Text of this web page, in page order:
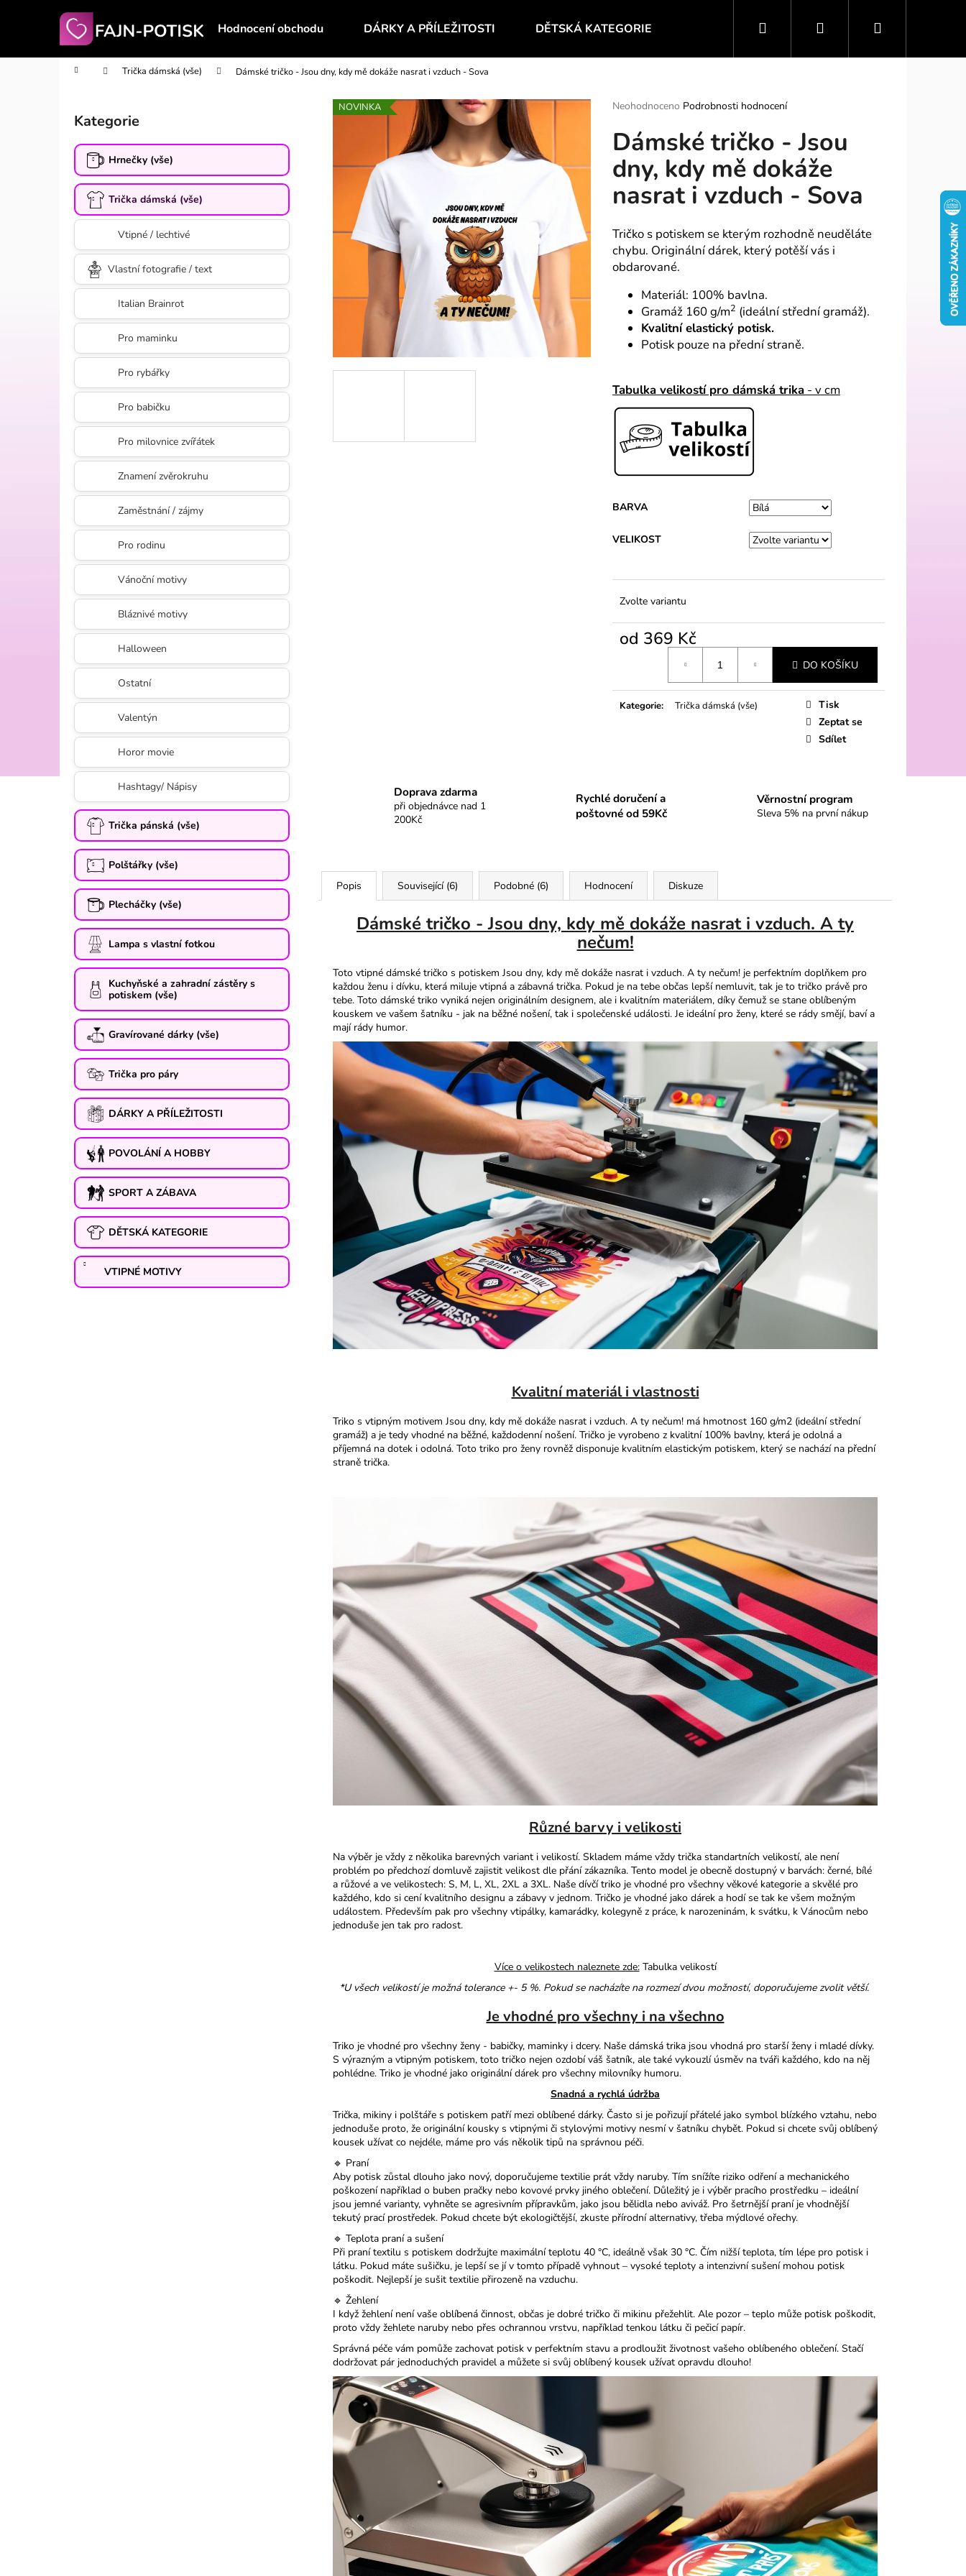
Hodnocení obchodu DÁRKY A PŘÍLEŽITOSTI DĚTSKÁ KATEGORIE VTIPNÉ MOTIVY SPORT A ZÁBAVA
Hledat PřihlášeníNákupní
Domů Trička dámská (vše) Dámské tričko - Jsou dny, kdy mě dokáže nasrat i vzduch - Sova
Přeskočit
kategorie
Kategorie
Hrnečky (vše)
Trička dámská (vše)
Vtipné / lechtivé
Vlastní fotografie / text
Italian Brainrot
Pro maminku
Pro rybářky
Pro babičku
Pro milovnice zvířátek
Znamení zvěrokruhu
Zaměstnání / zájmy
Pro rodinu
Vánoční motivy
Bláznivé motivy
Halloween
Ostatní
Valentýn
Horor movie
Hashtagy/ Nápisy
Trička pánská (vše)
Polštářky (vše)
Plecháčky (vše)
Lampa s vlastní fotkou
Kuchyňské a zahradní zástěry s
potiskem (vše)
Gravírované dárky (vše)
Trička pro páry
DÁRKY A PŘÍLEŽITOSTI
POVOLÁNÍ A HOBBY
SPORT A ZÁBAVA
DĚTSKÁ KATEGORIE
VTIPNÉ MOTIVY
Průměrné
produktu
je
0,0
z
hvězdiček.
Neohodnoceno Podrobnosti hodnocení
Dámské tričko - Jsou
dny, kdy mě dokáže
nasrat i vzduch - Sova
Tričko s potiskem se kterým rozhodně neuděláte
chybu. Originální dárek, který potěší vás i
obdarované.
Materiál: 100% bavlna.
Gramáž 160 g/m2 (ideální střední gramáž).
Kvalitní elastický potisk.
Potisk pouze na přední straně.
Tabulka velikostí pro dámská trika - v cm
BARVA
VELIKOST
Zvolte variantu
od 369 Kč
DO KOŠÍKU
Kategorie: Trička dámská (vše)
Tisk
Zeptat se
Sdílet
NOVINKA
Doprava zdarma
při objednávce nad 1
200Kč
Rychlé doručení a
poštovné od 59Kč
Věrnostní program
Sleva 5% na první nákup
Popis Související (6) Podobné (6) Hodnocení Diskuze
Dámské tričko - Jsou dny, kdy mě dokáže nasrat i vzduch. A ty
nečum!
Toto vtipné dámské tričko s potiskem Jsou dny, kdy mě dokáže nasrat i vzduch. A ty nečum! je perfektním doplňkem pro
každou ženu i dívku, která miluje vtipná a zábavná trička. Pokud je na tebe občas lepší nemluvit, tak je to tričko právě pro
tebe. Toto dámské triko vyniká nejen originálním designem, ale i kvalitním materiálem, díky čemuž se stane oblíbeným
kouskem ve vašem šatníku - jak na běžné nošení, tak i společenské události. Je ideální pro ženy, které se rády smějí, baví a
mají rády humor.
Kvalitní materiál i vlastnosti
Triko s vtipným motivem Jsou dny, kdy mě dokáže nasrat i vzduch. A ty nečum! má hmotnost 160 g/m2 (ideální střední
gramáž) a je tedy vhodné na běžné, každodenní nošení. Tričko je vyrobeno z kvalitní 100% bavlny, která je odolná a
příjemná na dotek i odolná. Toto triko pro ženy rovněž disponuje kvalitním elastickým potiskem, který se nachází na přední
straně trička.
Různé barvy i velikosti
Na výběr je vždy z několika barevných variant i velikostí. Skladem máme vždy trička standartních velikostí, ale není
problém po předchozí domluvě zajistit velikost dle přání zákazníka. Tento model je obecně dostupný v barvách: černé, bílé
a růžové a ve velikostech: S, M, L, XL, 2XL a 3XL. Naše dívčí triko je vhodné pro všechny věkové kategorie a skvělé pro
každého, kdo si cení kvalitního designu a zábavy v jednom. Tričko je vhodné jako dárek a hodí se tak ke všem možným
událostem. Především pak pro všechny vtipálky, kamarádky, kolegyně z práce, k narozeninám, k svátku, k Vánocům nebo
jednoduše jen tak pro radost.
Více o velikostech naleznete zde: Tabulka velikostí
*U všech velikostí je možná tolerance +- 5 %. Pokud se nacházíte na rozmezí dvou možností, doporučujeme zvolit větší.
Je vhodné pro všechny i na všechno
Triko je vhodné pro všechny ženy - babičky, maminky i dcery. Naše dámská trika jsou vhodná pro starší ženy i mladé dívky.
S výrazným a vtipným potiskem, toto tričko nejen ozdobí váš šatník, ale také vykouzlí úsměv na tváři každého, kdo na něj
pohlédne. Triko je vhodné jako originální dárek pro všechny milovníky humoru.
Snadná a rychlá údržba
Trička, mikiny i polštáře s potiskem patří mezi oblíbené dárky. Často si je pořizují přátelé jako symbol blízkého vztahu, nebo
jednoduše proto, že originální kousky s vtipnými či stylovými motivy nesmí v šatníku chybět. Pokud si chcete svůj oblíbený
kousek užívat co nejdéle, máme pro vás několik tipů na správnou péči.
🔹 Praní
Aby potisk zůstal dlouho jako nový, doporučujeme textilie prát vždy naruby. Tím snížíte riziko odření a mechanického
poškození například o buben pračky nebo kovové prvky jiného oblečení. Důležitý je i výběr pracího prostředku – ideální
jsou jemné varianty, vyhněte se agresivním přípravkům, jako jsou bělidla nebo aviváž. Pro šetrnější praní je vhodnější
tekutý prací prostředek. Pokud chcete být ekologičtější, zkuste přírodní alternativy, třeba mýdlové ořechy.
🔹 Teplota praní a sušení
Při praní textilu s potiskem dodržujte maximální teplotu 40 °C, ideálně však 30 °C. Čím nižší teplota, tím lépe pro potisk i
látku. Pokud máte sušičku, je lepší se jí v tomto případě vyhnout – vysoké teploty a intenzivní sušení mohou potisk
poškodit. Nejlepší je sušit textilie přirozeně na vzduchu.
🔹 Žehlení
I když žehlení není vaše oblíbená činnost, občas je dobré tričko či mikinu přežehlit. Ale pozor – teplo může potisk poškodit,
proto vždy žehlete naruby nebo přes ochrannou vrstvu, například tenkou látku či pečicí papír.
Správná péče vám pomůže zachovat potisk v perfektním stavu a prodloužit životnost vašeho oblíbeného oblečení. Stačí
dodržovat pár jednoduchých pravidel a můžete si svůj oblíbený kousek užívat opravdu dlouho!
í
Zpět
do
Zpět
do
Co potřebujete najít?
HLEDAT
Doporučujeme